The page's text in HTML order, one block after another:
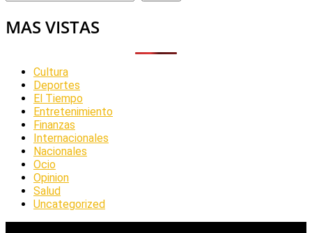
MAS VISTAS
Cultura
Deportes
El Tiempo
Entretenimiento
Finanzas
Internacionales
Nacionales
Ocio
Opinion
Salud
Uncategorized